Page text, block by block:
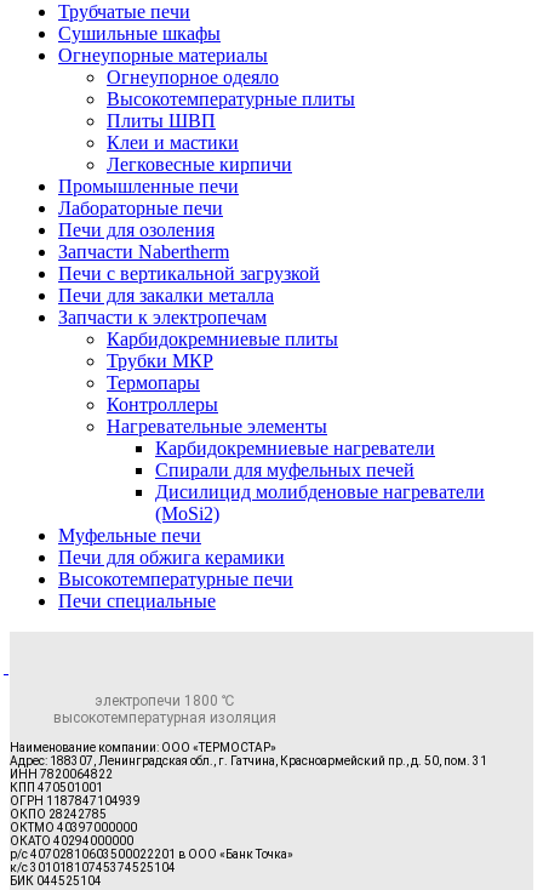
Трубчатые печи
Сушильные шкафы
Огнеупорные материалы
Огнеупорное одеяло
Высокотемпературные плиты
Плиты ШВП
Клеи и мастики
Легковесные кирпичи
Промышленные печи
Лабораторные печи
Печи для озоления
Запчасти Nabertherm
Печи с вертикальной загрузкой
Печи для закалки металла
Запчасти к электропечам
Карбидокремниевые плиты
Трубки МКР
Термопары
Контроллеры
Нагревательные элементы
Карбидокремниевые нагреватели
Спирали для муфельных печей
Дисилицид молибденовые нагреватели
(MoSi2)
Муфельные печи
Печи для обжига керамики
Высокотемпературные печи
Печи специальные
электропечи 1800 ℃
высокотемпературная изоляция
Наименование компании: ООО «ТЕРМОСТАР»
Адрес: 188307, Ленинградская обл., г. Гатчина, Красноармейский пр., д. 50, пом. 31
ИНН 7820064822
КПП 470501001
ОГРН 1187847104939
ОКПО 28242785
ОКТМО 40397000000
ОКАТО 40294000000
р/с 40702810603500022201 в ООО «Банк Точка»
к/с 30101810745374525104
БИК 044525104